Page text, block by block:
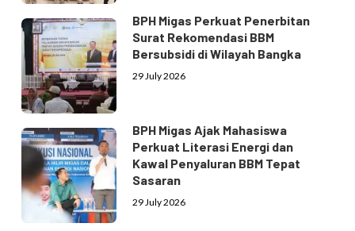
BPH Migas Perkuat Penerbitan
Surat Rekomendasi BBM
Bersubsidi di Wilayah Bangka
29 July 2026
BPH Migas Ajak Mahasiswa
Perkuat Literasi Energi dan
Kawal Penyaluran BBM Tepat
Sasaran
29 July 2026